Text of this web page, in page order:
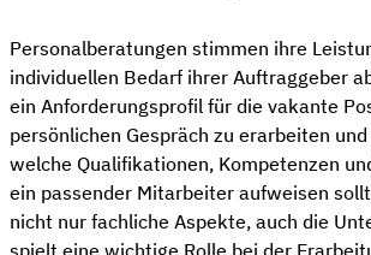
Personalberatungen stimmen ihre
individuellen Bedarf ihrer Auftraggeber
ein Anforderungsprofil für die vakante
persönlichen Gespräch zu erarbeiten
welche Qualifikationen, Kompetenzen
ein passender Mitarbeiter aufweisen
nicht nur fachliche Aspekte, auch die